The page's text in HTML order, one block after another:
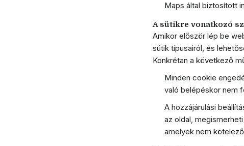
Maps által biztosított
A sütikre vonatkozó
Amikor először lép be
sütik típusairól, és
Konkrétan a következő
Minden cookie
való belépéskor nem
A hozzájárulási
az oldal,
amelyek nem